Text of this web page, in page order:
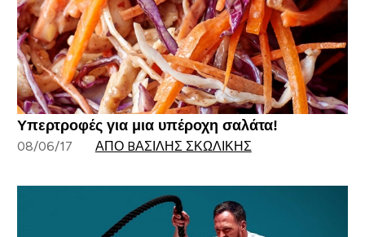
Υπερτροφές για μια υπέροχη σαλάτα!
08/06/17 ΑΠΌ BΑΣΊΛΗΣ ΣΚΩΛΊΚΗΣ